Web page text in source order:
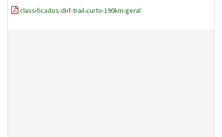
classificados-dnf-trail-curto-190km-geral